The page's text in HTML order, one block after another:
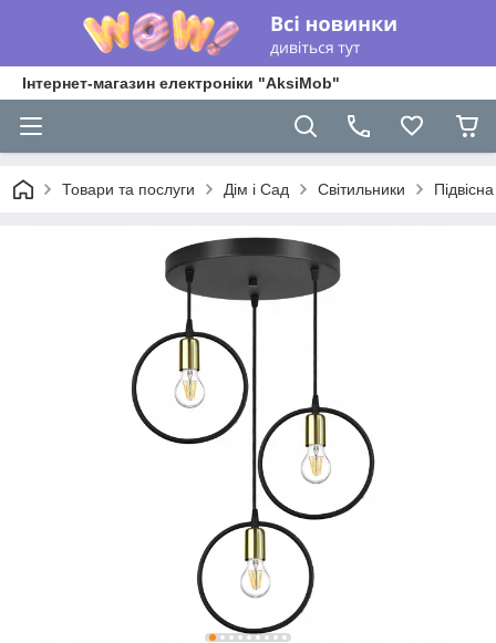
Інтернет-магазин електроніки "AksiMob"
Товари та послуги Дім і Сад Світильники